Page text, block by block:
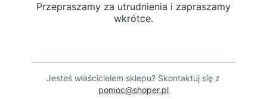
Przepraszamy za utrudnienia i zapraszamy
wkrótce.
Jesteś właścicielem sklepu? Skontaktuj się z
pomoc@shoper.pl